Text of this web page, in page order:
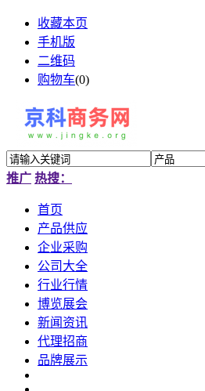
收藏本页
手机版
二维码
购物车(0)
推广 热搜：
首页
产品供应
企业采购
公司大全
行业行情
博览展会
新闻资讯
代理招商
品牌展示